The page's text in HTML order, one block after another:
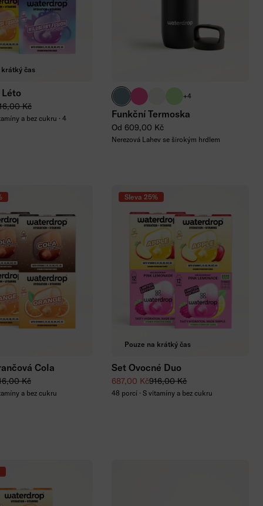
čas
cenacena
Kč
a bez cukru · 4
pacifická modrá
růžová neonová
krémová matná
signature zelená
+4
Funkční Termoska
Běžná cena
Od 609,00 Kč
Nerezová Lahev se širokým hrdlem
Cola
cenacena
Kč
a bez cukru
Sleva 25%
Pouze na krátký čas
Set Ovocné Duo
Zvýhodněná cena
687,00 KčBěžná cena
916,00 Kč
48 porcí · S vitamíny a bez cukru